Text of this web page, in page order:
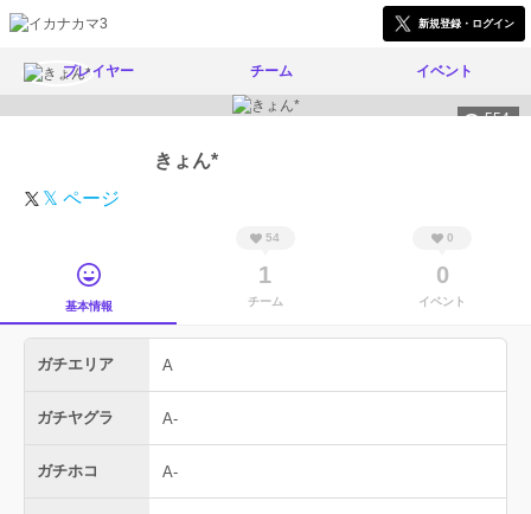
新規登録・ログイン
プレイヤー チーム イベント
554
きょん*
𝕏 ページ
基本情報
54
1
チーム
0
0
イベント
ガチエリア A
ガチヤグラ A-
ガチホコ A-